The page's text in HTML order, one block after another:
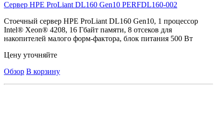
Сервер HPE ProLiant DL160 Gen10 PERFDL160-002
Стоечный сервер HPE ProLiant DL160 Gen10, 1 процессор
Intel® Xeon® 4208, 16 Гбайт памяти, 8 отсеков для
накопителей малого форм-фактора, блок питания 500 Вт
Цену уточняйте
Обзор В корзину